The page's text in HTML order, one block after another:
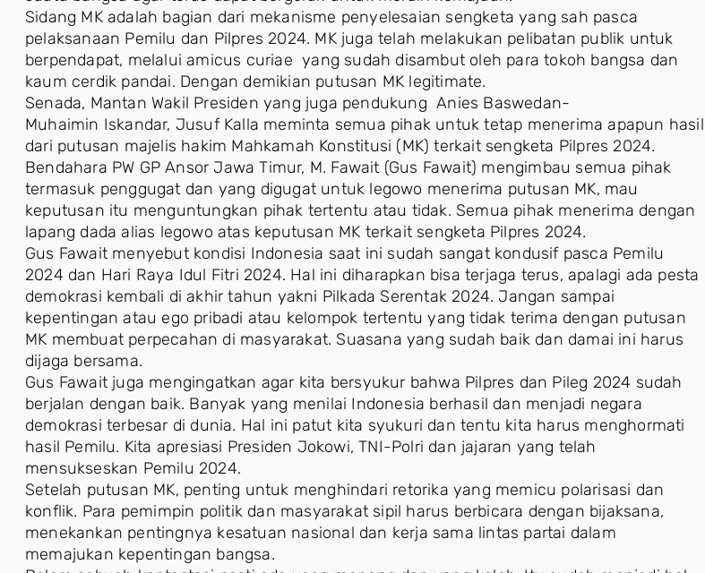
Sidang MK adalah bagian dari mekanisme penyelesaian sengketa yang sah pasca
pelaksanaan Pemilu dan Pilpres 2024. MK juga telah melakukan pelibatan publik untuk
berpendapat, melalui amicus curiae yang sudah disambut oleh para tokoh bangsa dan
kaum cerdik pandai. Dengan demikian putusan MK legitimate.
Senada, Mantan Wakil Presiden yang juga pendukung Anies Baswedan-
Muhaimin Iskandar, Jusuf Kalla meminta semua pihak untuk tetap menerima apapun hasil
dari putusan majelis hakim Mahkamah Konstitusi (MK) terkait sengketa Pilpres 2024.
Bendahara PW GP Ansor Jawa Timur, M. Fawait (Gus Fawait) mengimbau semua pihak
termasuk penggugat dan yang digugat untuk legowo menerima putusan MK, mau
keputusan itu menguntungkan pihak tertentu atau tidak. Semua pihak menerima dengan
lapang dada alias legowo atas keputusan MK terkait sengketa Pilpres 2024.
Gus Fawait menyebut kondisi Indonesia saat ini sudah sangat kondusif pasca Pemilu
2024 dan Hari Raya Idul Fitri 2024. Hal ini diharapkan bisa terjaga terus, apalagi ada pesta
demokrasi kembali di akhir tahun yakni Pilkada Serentak 2024. Jangan sampai
kepentingan atau ego pribadi atau kelompok tertentu yang tidak terima dengan putusan
MK membuat perpecahan di masyarakat. Suasana yang sudah baik dan damai ini harus
dijaga bersama.
Gus Fawait juga mengingatkan agar kita bersyukur bahwa Pilpres dan Pileg 2024 sudah
berjalan dengan baik. Banyak yang menilai Indonesia berhasil dan menjadi negara
demokrasi terbesar di dunia. Hal ini patut kita syukuri dan tentu kita harus menghormati
hasil Pemilu. Kita apresiasi Presiden Jokowi, TNI-Polri dan jajaran yang telah
mensukseskan Pemilu 2024.
Setelah putusan MK, penting untuk menghindari retorika yang memicu polarisasi dan
konflik. Para pemimpin politik dan masyarakat sipil harus berbicara dengan bijaksana,
menekankan pentingnya kesatuan nasional dan kerja sama lintas partai dalam
memajukan kepentingan bangsa.